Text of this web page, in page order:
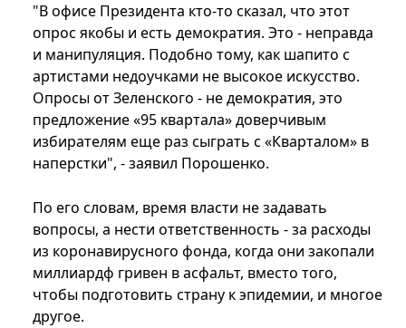
"В офисе Президента кто-то сказал, что этот
опрос якобы и есть демократия. Это - неправда
и манипуляция. Подобно тому, как шапито с
артистами недоучками не высокое искусство.
Опросы от Зеленского - не демократия, это
предложение «95 квартала» доверчивым
избирателям еще раз сыграть с «Кварталом» в
наперстки", - заявил Порошенко.
По его словам, время власти не задавать
вопросы, а нести ответственность - за расходы
из коронавирусного фонда, когда они закопали
миллиардф гривен в асфальт, вместо того,
чтобы подготовить страну к эпидемии, и многое
другое.